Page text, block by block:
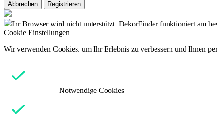
Abbrechen Registrieren
Ihr Browser wird nicht unterstützt. DekorFinder funktioniert am
Cookie Einstellungen
Wir verwenden Cookies, um Ihr Erlebnis zu verbessern und Ihnen
Notwendige Cookies